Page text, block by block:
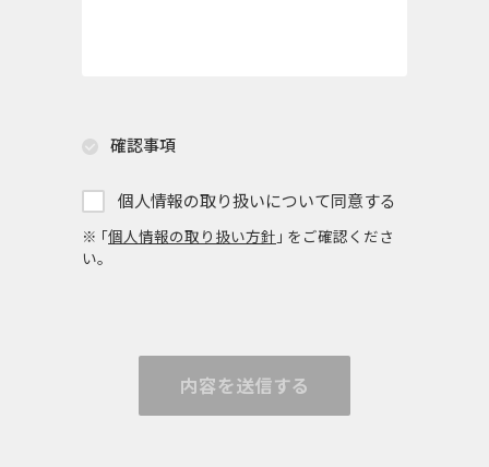
確認事項
個人情報の取り扱いについて同意する
※ ｢個人情報の取り扱い方針 ｣ をご確認くださ
い。
内容を送信する